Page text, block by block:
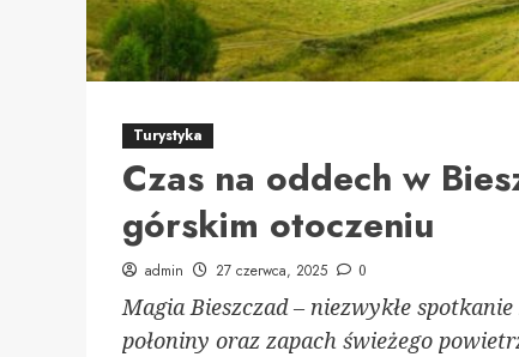
Turystyka
Czas na oddech w
górskim otoczeniu
admin 27 czerwca, 2025 0
Magia Bieszczad – niezwykłe
połoniny oraz zapach świeżego